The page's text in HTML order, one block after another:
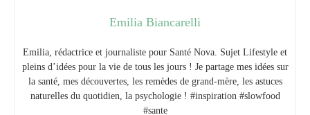
Emilia Biancarelli
Emilia, rédactrice et journaliste pour Santé Nova. Sujet Lifestyle et
pleins d’idées pour la vie de tous les jours ! Je partage mes idées sur
la santé, mes découvertes, les remèdes de grand-mère, les astuces
naturelles du quotidien, la psychologie ! #inspiration #slowfood
#sante